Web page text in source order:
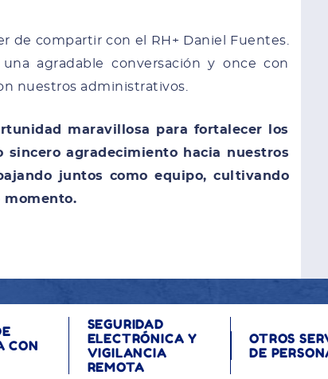
de compartir con el RH+ Daniel Fuentes.
agradable conversación y once con
nuestros administrativos.
maravillosa para fortalecer los
sincero agradecimiento hacia nuestros
juntos como equipo, cultivando
momento.
CON
SEGURIDAD
ELECTRÓNICA Y
VIGILANCIA
REMOTA
OTROS
DE